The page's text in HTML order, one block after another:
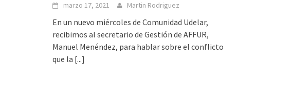
marzo 17, 2021 Martin Rodriguez
En un nuevo miércoles de Comunidad Udelar,
recibimos al secretario de Gestión de AFFUR,
Manuel Menéndez, para hablar sobre el conflicto
que la [...]